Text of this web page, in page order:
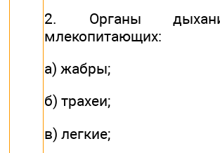
2. Органы
млекопитающих:
а) жабры;
б) трахеи;
в) легкие;